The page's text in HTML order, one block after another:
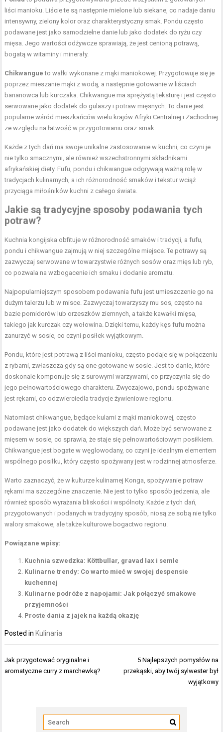
liści manioku. Liście te są następnie mielone lub siekane, co nadaje daniu
intensywny, zielony kolor oraz charakterystyczny smak. Pondu często
podawane jest jako samodzielne danie lub jako dodatek do ryżu czy
mięsa. Jego wartości odżywcze sprawiają, że jest cenioną potrawą,
bogatą w witaminy i minerały.
Chikwangue to wałki wykonane z mąki maniokowej. Przygotowuje się je
poprzez mieszanie mąki z wodą, a następnie gotowanie w liściach
bananowca lub kurczaka. Chikwangue ma sprężystą teksturę i jest często
serwowane jako dodatek do gulaszy i potraw mięsnych. To danie jest
popularne wśród mieszkańców wielu krajów Afryki Centralnej i Zachodniej
ze względu na łatwość w przygotowaniu oraz smak.
Każde z tych dań ma swoje unikalne zastosowanie w kuchni, co czyni je
nie tylko smacznymi, ale również wszechstronnymi składnikami
afrykańskiej diety. Fufu, pondu i chikwangue odgrywają ważną rolę w
tradycjach kulinarnych, a ich różnorodność smaków i tekstur wciąż
przyciąga miłośników kuchni z całego świata.
Jakie są tradycyjne sposoby podawania tych
potraw?
Kuchnia kongijska obfituje w różnorodność smaków i tradycji, a fufu,
pondu i chikwangue zajmują w niej szczególne miejsce. Te potrawy są
zazwyczaj serwowane w towarzystwie różnych sosów oraz mięs lub ryb,
co pozwala na wzbogacenie ich smaku i dodanie aromatu.
Najpopularniejszym sposobem podawania fufu jest umieszczenie go na
dużym talerzu lub w misce. Zazwyczaj towarzyszy mu sos, często na
bazie pomidorów lub orzeszków ziemnych, a także kawałki mięsa,
takiego jak kurczak czy wołowina. Dzięki temu, każdy kęs fufu można
zanurzyć w sosie, co czyni posiłek wyjątkowym.
Pondu, które jest potrawą z liści manioku, często podaje się w połączeniu
z rybami, zwłaszcza gdy są one gotowane w sosie. Jest to danie, które
doskonale komponuje się z surowymi warzywami, co przyczynia się do
jego pełnowartościowego charakteru. Zwyczajowo, pondu spożywane
jest rękami, co odzwierciedla tradycje żywieniowe regionu.
Natomiast chikwangue, będące kulami z mąki maniokowej, często
podawane jest jako dodatek do większych dań. Może być serwowane z
mięsem w sosie, co sprawia, że staje się pełnowartościowym posiłkiem.
Chikwangue jest bogate w węglowodany, co czyni je idealnym elementem
wspólnego posiłku, który często spożywany jest w rodzinnej atmosferze.
Warto zaznaczyć, że w kulturze kulinarnej Konga, spożywanie potraw
rękami ma szczególne znaczenie. Nie jest to tylko sposób jedzenia, ale
również sposób wyrażania bliskości i wspólnoty. Każde z tych dań,
przygotowanych i podanych w tradycyjny sposób, niosą ze sobą nie tylko
walory smakowe, ale także kulturowe bogactwo regionu.
Powiązane wpisy:
Kuchnia szwedzka: Köttbullar, gravad lax i semle
Kulinarne trendy: Co warto mieć w swojej despensie
kuchennej
Kulinarne podróże z napojami: Jak połączyć smakowe
przyjemności
Proste dania z jajek na każdą okazję
Posted in Kulinaria
Nawigacja
wpisu
Jak przygotować oryginalne i
aromatyczne curry z marchewką?
5 Najlepszych pomysłów na
przekąski, aby twój sylwester był
wyjątkowy